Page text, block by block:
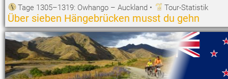
Tage 1305–1319: Owhango – Auckland • Tour-Statistik
Über sieben Hängebrücken musst du gehn